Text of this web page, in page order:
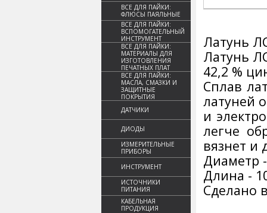
ВСЕ ДЛЯ ПАЙКИ:
ФЛЮСЫ ПАЯЛЬНЫЕ
ВСЕ ДЛЯ ПАЙКИ:
ВСПОМОГАТЕЛЬНЫЙ
ИНСТРУМЕНТ
ВСЕ ДЛЯ ПАЙКИ:
МАТЕРИАЛЫ ДЛЯ
ИЗГОТОВЛЕНИЯ
ПЕЧАТНЫХ ПЛАТ
ВСЕ ДЛЯ ПАЙКИ:
МАСЛА, СМАЗКИ И
ЗАЩИТНЫЕ
ПОКРЫТИЯ
ДАТЧИКИ
ДИОДЫ
ИЗМЕРИТЕЛЬНЫЕ
ПРИБОРЫ
ИНСТРУМЕНТ
ИСТОЧНИКИ
ПИТАНИЯ
КАБЕЛЬНАЯ
ПРОДУКЦИЯ
Латунь
Латунь
42,2 %
Сплав
латуней
и
легче
вязнет и
Диаметр
Длина -
Сделано